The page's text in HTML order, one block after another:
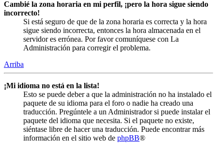
Cambié la zona horaria en mi perfil, ¡pero la hora sigue siendo
incorrecto!
Si está seguro de que de la zona horaria es correcta y la hora
sigue siendo incorrecta, entonces la hora almacenada en el
servidor es errónea. Por favor comuníquese con La
Administración para corregir el problema.
Arriba
¡Mi idioma no está en la lista!
Esto se puede deber a que la administración no ha instalado el
paquete de su idioma para el foro o nadie ha creado una
traducción. Pregúntele a un Administrador si puede instalar el
paquete del idioma que necesita. Si el paquete no existe,
siéntase libre de hacer una traducción. Puede encontrar más
información en el sitio web de phpBB®